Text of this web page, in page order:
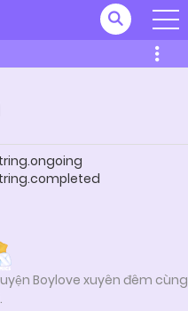
Boylove xuyên đêm cùng